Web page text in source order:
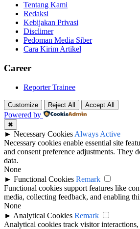
Tentang Kami
Redaksi
Kebijakan Privasi
Disclimer
Pedoman Media Siber
Cara Kirim Artikel
Career
Reporter Trainee
Customize Reject All Accept All
Powered by
✖
► Necessary Cookies Always Active
Necessary cookies enable essential site
and consent preference adjustments. They
data.
None
► Functional Cookies Remark
Functional cookies support features like
media, collecting feedback, and enabling
None
► Analytical Cookies Remark
Analytical cookies track visitor